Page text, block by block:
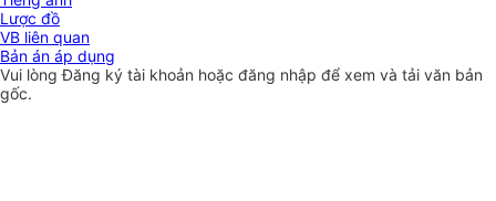
Lược đồ
VB liên quan
Bản án áp dụng
Vui lòngĐăng ký tài khoản hoặc đăng nhập để xem và tải văn bản
gốc.